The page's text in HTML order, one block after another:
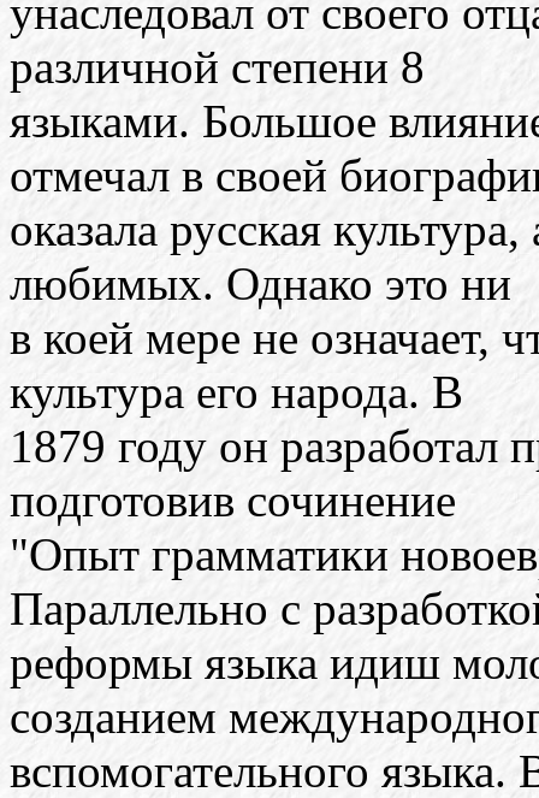
унаследовал от своего
различной степени 8
языками. Большое
отмечал в своей
оказала русская
любимых. Однако это ни
в коей мере не означает,
культура его народа. В
1879 году он
подготовив сочинение
"Опыт грамматики
Параллельно с
реформы языка идиш
созданием
вспомогательного языка.